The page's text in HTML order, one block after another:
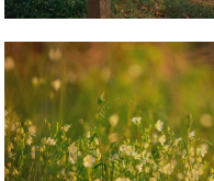
Circuits et
randonnées